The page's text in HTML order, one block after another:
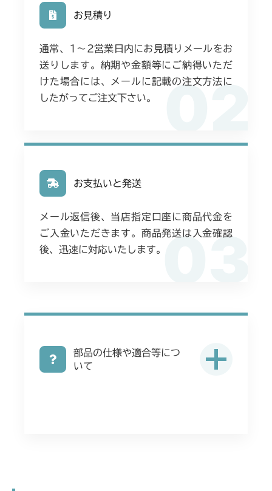
フロントデフ FIG4 ナックル
02
お見積り
通常、1〜2営業日内にお見積りメールをお
送りします。納期や金額等にご納得いただ
けた場合には、メールに記載の注文方法に
したがってご注文下さい。
03
お支払いと発送
メール返信後、当店指定口座に商品代金を
ご入金いただきます。商品発送は入金確認
後、迅速に対応いたします。
部品の仕様や適合等につ
いて